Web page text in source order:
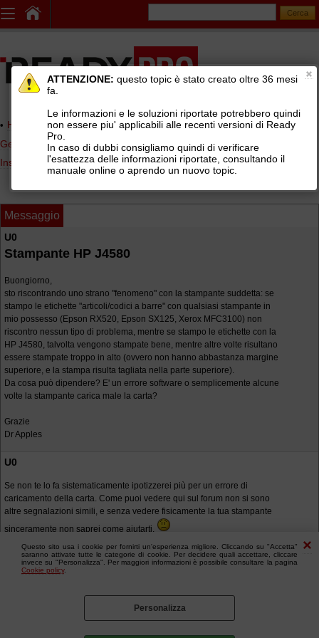
Questo sito usa i cookie per fornirti un'esperienza migliore. Cliccando su "Accetta"
saranno attivate tutte le categorie di cookie. Per decidere quali accettare, cliccare
invece su "Personalizza". Per maggiori informazioni è possibile consultare la pagina
Cookie policy.
Personalizza
Home page> AREE DI SUPPORTO TECNICO GRATUITO>
Gestionale Ready Pro>Installazione e configurazione Ready Pro
Installazione e configurazione periferiche
Messaggio
U0
Stampante HP J4580
Buongiorno,
sto riscontrando uno strano "fenomeno" con la stampante suddetta: se
stampo le etichette "articoli/codici a barre" con qualsiasi stampante in
mio possesso (Epson RX520, Epson SX125, Xerox MFC3100) non
riscontro nessun tipo di problema, mentre se stampo le etichette con la
HP J4580, talvolta vengono stampate bene, mentre altre volte risultano
essere stampate troppo in alto (ovvero non hanno abbastanza margine
superiore, e la stampa risulta tagliata nella parte superiore).
Da cosa può dipendere? E' un errore software o semplicemente alcune
volte la stampante carica male la carta?
Grazie
Dr Apples
U0
Se non te lo fa sistematicamente ipotizzerei più per un errore di
caricamento della carta. Come puoi vedere qui sul forum non si sono
altre segnalazioni simili, e senza vedere fisicamente la tua stampante
sinceramente non saprei come aiutarti.
ATTENZIONE: questo topic è stato creato oltre 36 mesi
fa.
Le informazioni e le soluzioni riportate potrebbero quindi
non essere piu' applicabili alle recenti versioni di Ready
Pro.
In caso di dubbi consigliamo quindi di verificare
l'esattezza delle informazioni riportate, consultando il
manuale online o aprendo un nuovo topic.